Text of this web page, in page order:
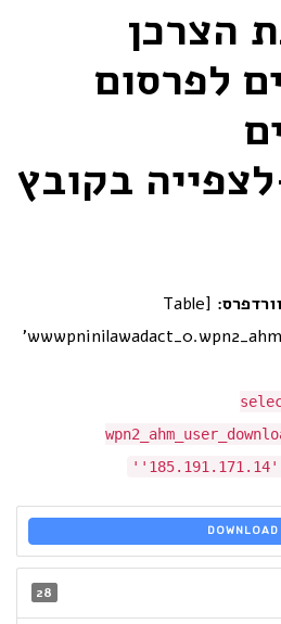
הצרכן
לפרסום
בקובץ
[Table
DOWNLOAD
28